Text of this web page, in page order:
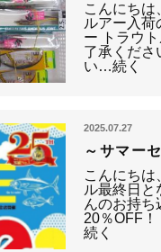
こんにちは
ルアー入荷
ー トラウ
了承くださ
い…続く
2025.07.27
～サマー
こんにちは
ル最終日と
んのお持ち
20％OFF
続く